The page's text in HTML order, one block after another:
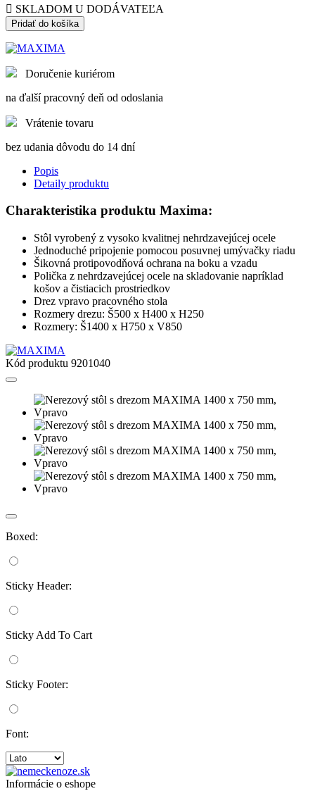
 SKLADOM U DODÁVATEĽA
Pridať do košíka
Doručenie kuriérom
na ďalší pracovný deň od odoslania
Vrátenie tovaru
bez udania dôvodu do 14 dní
Popis
Detaily produktu
Charakteristika produktu Maxima:
Stôl vyrobený z vysoko kvalitnej nehrdzavejúcej ocele
Jednoduché pripojenie pomocou posuvnej umývačky riadu
Šikovná protipovodňová ochrana na boku a vzadu
Polička z nehrdzavejúcej ocele na skladovanie napríklad
košov a čistiacich prostriedkov
Drez vpravo pracovného stola
Rozmery drezu: Š500 x H400 x H250
Rozmery: Š1400 x H750 x V850
Kód produktu 9201040
Boxed:
Sticky Header:
Sticky Add To Cart
Sticky Footer:
Font:
Informácie o eshope